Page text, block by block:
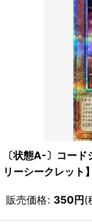
〔状態A-〕コー
リーシークレット
販売価格: 350円(